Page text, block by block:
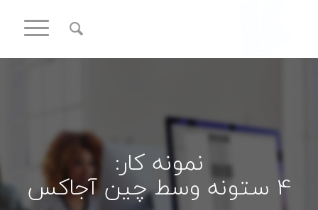
نمونه کار:
4 ستونه وسط چین آجاکس